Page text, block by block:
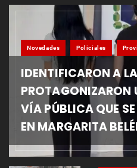
Novedades Policiales
IDENTIFICARON A
PROTAGONIZARON
VÍA PÚBLICA QUE
EN MARGARITA